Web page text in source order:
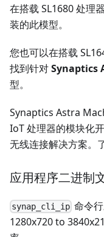
在搭载 SL1680 处理
装的此模型。
您也可以在搭载
找到针对Synaptics
型。
Synaptics Astra
IoT 处理器的模块化
无线连接解决方案。
应用程序二进制
synap_cli_ip 命令
1280x720 to